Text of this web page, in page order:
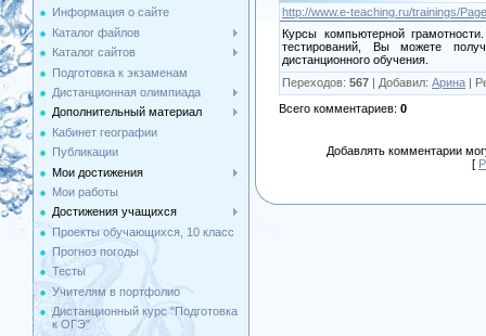
Информация о сайте
Каталог файлов
Каталог сайтов
Подготовка к экзаменам
Дистанционная олимпиада
Дополнительный материал
Кабинет географии
Публикации
Мои достижения
Мои работы
Достижения учащихся
Проекты обучающихся, 10 класс
Прогноз погоды
Тесты
Учителям в портфолио
Дистанционный курс "Подготовка
к ОГЭ"
http://www.e-teaching.ru/trainings/
Курсы компьютерной
тестирований, Вы можете
дистанционного обучения.
Переходов: 567 | Добавил: Арина |
Всего комментариев: 0
Добавлять комментарии
[